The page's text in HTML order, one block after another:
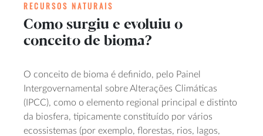
RECURSOS NATURAIS
Como surgiu e evoluiu o
conceito de bioma?
O conceito de bioma é definido, pelo Painel
Intergovernamental sobre Alterações Climáticas
(IPCC), como o elemento regional principal e distinto
da biosfera, tipicamente constituído por vários
ecossistemas (por exemplo, florestas, rios, lagos,